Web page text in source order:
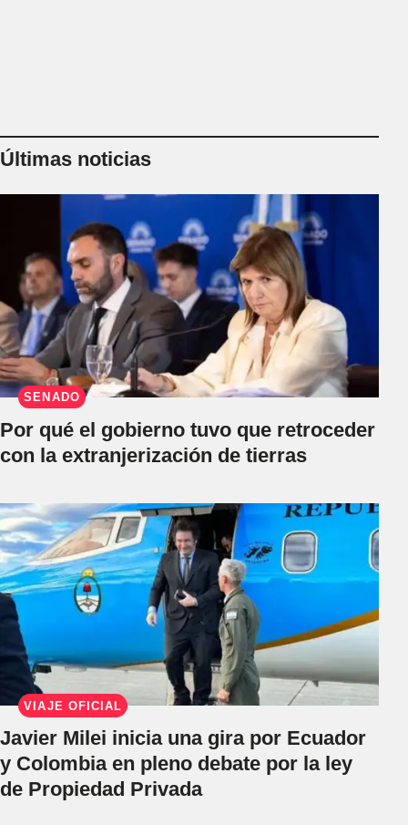
Últimas noticias
SENADO
Por qué el gobierno tuvo que retroceder
con la extranjerización de tierras
VIAJE OFICIAL
Javier Milei inicia una gira por Ecuador
y Colombia en pleno debate por la ley
de Propiedad Privada